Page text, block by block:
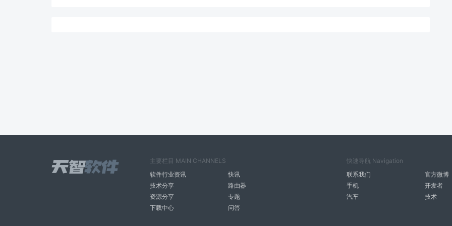
主要栏目 MAIN CHANNELS
软件行业资讯
快讯
技术分享
路由器
资源分享
专题
下载中心
问答
快速导航 Navigation
联系我们
官方微博
手机
开发者
汽车
技术